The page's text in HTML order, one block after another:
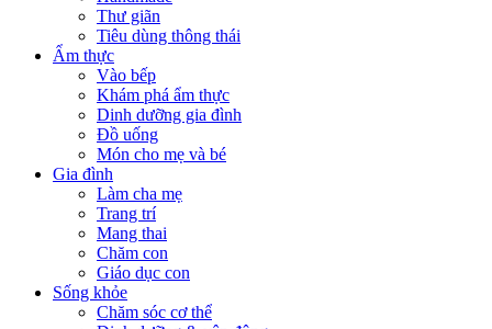
Thư giãn
Tiêu dùng thông thái
Ẩm thực
Vào bếp
Khám phá ẩm thực
Dinh dưỡng gia đình
Đồ uống
Món cho mẹ và bé
Gia đình
Làm cha mẹ
Trang trí
Mang thai
Chăm con
Giáo dục con
Sống khỏe
Chăm sóc cơ thể